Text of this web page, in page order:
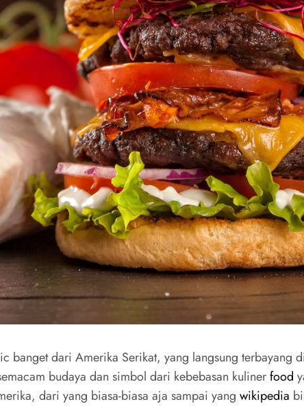
banget dari Amerika Serikat, yang langsung terbayang
budaya dan simbol dari kebebasan kulinerfood
dari yang biasa-biasa aja sampai yang wikipedia